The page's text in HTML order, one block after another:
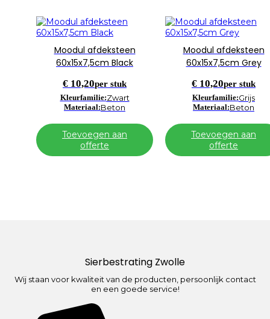
Moodul afdeksteen
60x15x7,5cm Black
€ 10,20per stuk
Kleurfamilie:Zwart
Materiaal:Beton
Toevoegen aan
offerte
Moodul afdeksteen
60x15x7,5cm Grey
€ 10,20per stuk
Kleurfamilie:Grijs
Materiaal:Beton
Toevoegen aan
offerte
Sierbestrating Zwolle
Wij staan voor kwaliteit van de producten, persoonlijk contact
en een goede service!